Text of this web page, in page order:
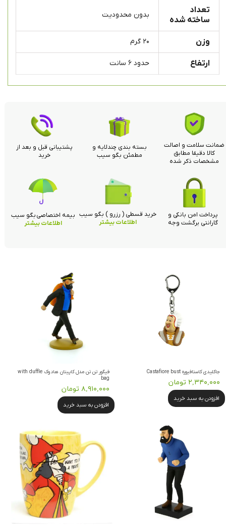
تعداد
ساخته شده
بدون محدودیت
وزن ۲۰ گرم
ارتفاع حدود ۶ سانت
جاکلیدی کاستافیوره Castafiore bust
۲,۳۴۰,۰۰۰ تومان
افزودن به سبد خرید
فیگور تن تن مدل کاپیتان هادوک with duffle
bag
۸,۹۱۰,۰۰۰ تومان
افزودن به سبد خرید
ضمانت سلامت و اصالت
کالا دقیقا مطابق
مشخصات ذکر شده
بسته بندی چندلایه و
مطمئن بگو سیب
پشتیبانی قبل و بعد از
خرید
خرید قسطی ( رزرو ) بگو سیب
اطلاعات بیشتر
پرداخت امن بانکی و
گارانتی برگشت وجه
بیمه اختصاصی بگو سیب
اطلاعات بیشتر